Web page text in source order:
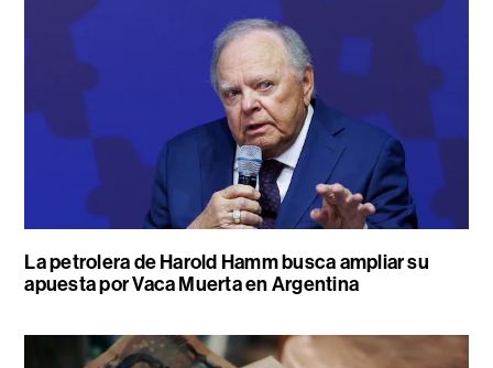
La petrolera de Harold Hamm busca ampliar su
apuesta por Vaca Muerta en Argentina